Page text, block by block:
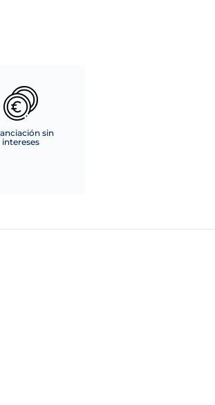
sin
intereses